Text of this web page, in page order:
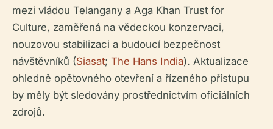
mezi vládou Telangany a Aga Khan Trust for
Culture, zaměřená na vědeckou konzervaci,
nouzovou stabilizaci a budoucí bezpečnost
návštěvníků (Siasat; The Hans India). Aktualizace
ohledně opětovného otevření a řízeného přístupu
by měly být sledovány prostřednictvím oficiálních
zdrojů.